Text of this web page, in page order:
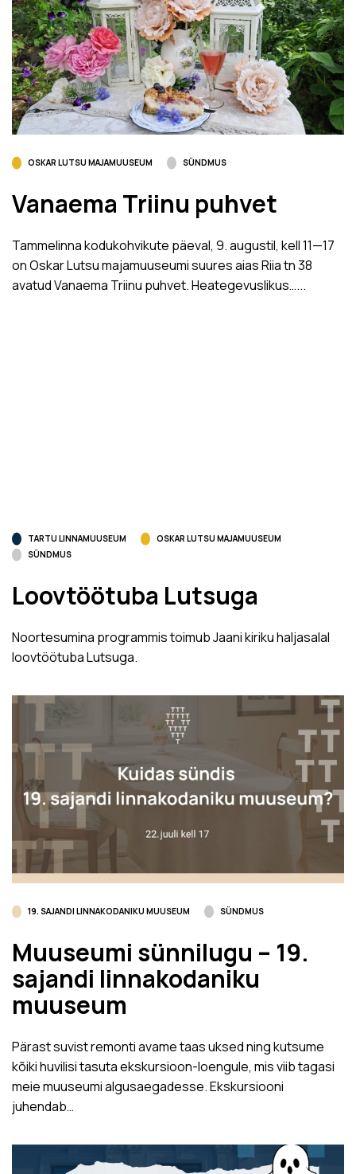
OSKAR LUTSU MAJAMUUSEUM SÜNDMUS
Vanaema Triinu puhvet
Tammelinna kodukohvikute päeval, 9. augustil, kell 11­—17
on Oskar Lutsu majamuuseumi suures aias Riia tn 38
avatud Vanaema Triinu puhvet. Heategevuslikus…...
TARTU LINNAMUUSEUM
OSKAR LUTSU MAJAMUUSEUM
SÜNDMUS
Loovtöötuba Lutsuga
Noortesumina programmis toimub Jaani kiriku haljasalal
loovtöötuba Lutsuga.
19. SAJANDI LINNAKODANIKU MUUSEUM SÜNDMUS
Muuseumi sünnilugu – 19.
sajandi linnakodaniku
muuseum
Pärast suvist remonti avame taas uksed ning kutsume
kõiki huvilisi tasuta ekskursioon-loengule, mis viib tagasi
meie muuseumi algusaegadesse. Ekskursiooni
juhendab…